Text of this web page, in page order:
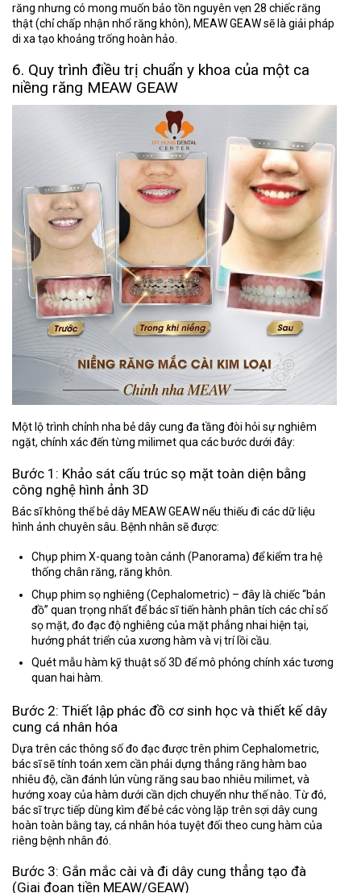
răng nhưng có mong muốn bảo tồn nguyên vẹn 28 chiếc răng
thật (chỉ chấp nhận nhổ răng khôn), MEAW GEAW sẽ là giải pháp
di xa tạo khoảng trống hoàn hảo.
6. Quy trình điều trị chuẩn y khoa của một ca
niềng răng MEAW GEAW
Một lộ trình chỉnh nha bẻ dây cung đa tầng đòi hỏi sự nghiêm
ngặt, chính xác đến từng milimet qua các bước dưới đây:
Bước 1: Khảo sát cấu trúc sọ mặt toàn diện bằng
công nghệ hình ảnh 3D
Bác sĩ không thể bẻ dây MEAW GEAW nếu thiếu đi các dữ liệu
hình ảnh chuyên sâu. Bệnh nhân sẽ được:
Chụp phim X-quang toàn cảnh (Panorama) để kiểm tra hệ
thống chân răng, răng khôn.
Chụp phim sọ nghiêng (Cephalometric) – đây là chiếc “bản
đồ” quan trọng nhất để bác sĩ tiến hành phân tích các chỉ số
sọ mặt, đo đạc độ nghiêng của mặt phẳng nhai hiện tại,
hướng phát triển của xương hàm và vị trí lồi cầu.
Quét mẫu hàm kỹ thuật số 3D để mô phỏng chính xác tương
quan hai hàm.
Bước 2: Thiết lập phác đồ cơ sinh học và thiết kế dây
cung cá nhân hóa
Dựa trên các thông số đo đạc được trên phim Cephalometric,
bác sĩ sẽ tính toán xem cần phải dựng thẳng răng hàm bao
nhiêu độ, cần đánh lún vùng răng sau bao nhiêu milimet, và
hướng xoay của hàm dưới cần dịch chuyển như thế nào. Từ đó,
bác sĩ trực tiếp dùng kìm để bẻ các vòng lặp trên sợi dây cung
hoàn toàn bằng tay, cá nhân hóa tuyệt đối theo cung hàm của
riêng bệnh nhân đó.
Bước 3: Gắn mắc cài và đi dây cung thẳng tạo đà
(Giai đoạn tiền MEAW/GEAW)